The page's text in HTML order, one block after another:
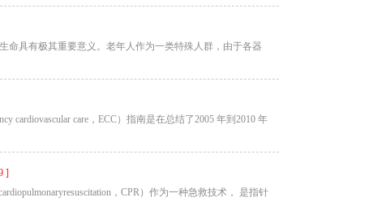
命具有极其重要意义。老年人作为一类特殊人群，由于各器
cardiovascular care，ECC）指南是在总结了2005 年到2010 年
]
，CPR）作为一种急救技术， 是指针